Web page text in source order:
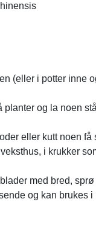
(eller i potter inne
og la noen
eller kutt noen
i krukker
med bred,
og kan brukes